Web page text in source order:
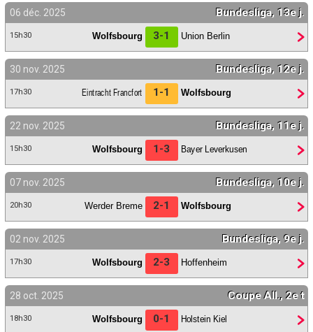
06 déc. 2025 Bundesliga, 13e j.
15h30 Wolfsbourg 3-1 Union Berlin
30 nov. 2025 Bundesliga, 12e j.
17h30 Eintracht Francfort 1-1 Wolfsbourg
22 nov. 2025 Bundesliga, 11e j.
15h30 Wolfsbourg 1-3 Bayer Leverkusen
07 nov. 2025 Bundesliga, 10e j.
20h30 Werder Breme 2-1 Wolfsbourg
02 nov. 2025 Bundesliga, 9e j.
17h30 Wolfsbourg 2-3 Hoffenheim
28 oct. 2025 Coupe All., 2e t
18h30 Wolfsbourg 0-1 Holstein Kiel